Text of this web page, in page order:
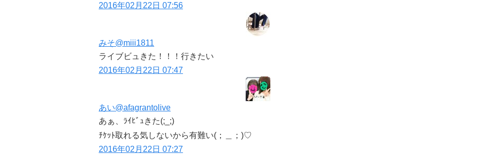
2016年02月22日 07:56
みそ@miii1811
ライブビュきた！！！行きたい
2016年02月22日 07:47
あい@afagrantolive
あぁ、ﾗｲﾋﾞｭきた(;_;)
ﾁｹｯﾄ取れる気しないから有難い(；＿；)♡
2016年02月22日 07:27